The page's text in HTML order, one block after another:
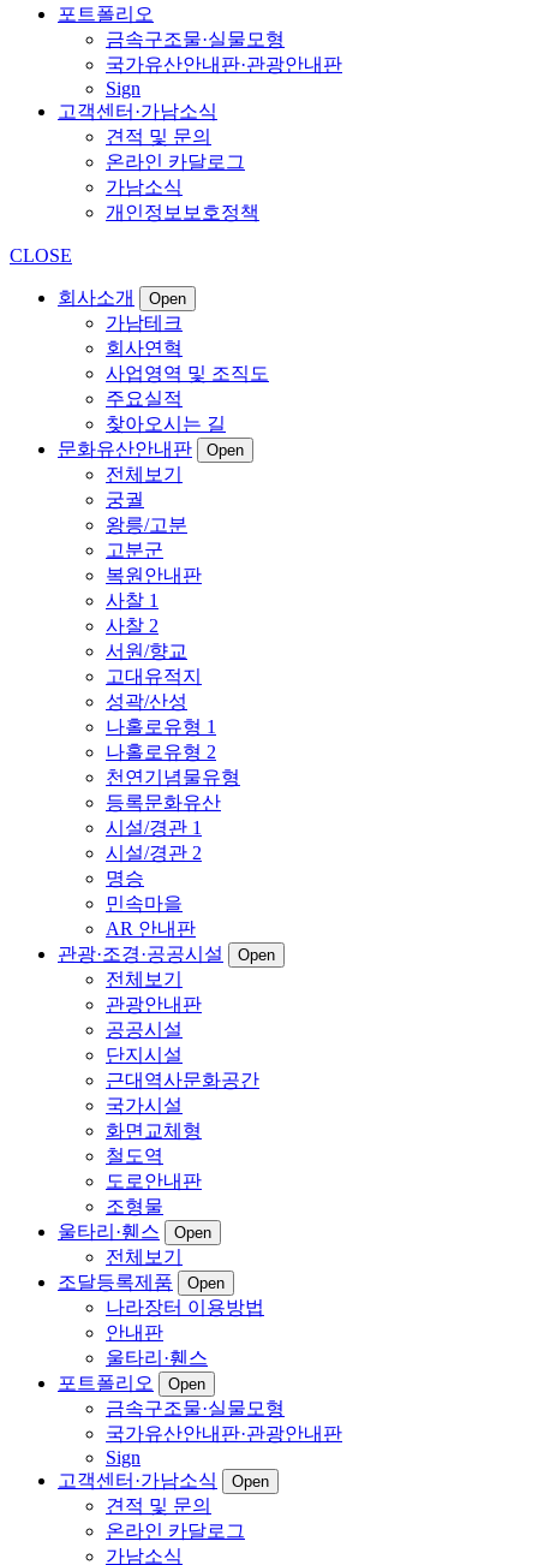
포트폴리오
금속구조물·실물모형
국가유산안내판·관광안내판
Sign
고객센터·가남소식
견적 및 문의
온라인 카달로그
가남소식
개인정보보호정책
CLOSE
회사소개 Open
가남테크
회사연혁
사업영역 및 조직도
주요실적
찾아오시는 길
문화유산안내판
Open
전체보기
궁궐
왕릉/고분
고분군
복원안내판
사찰 1
사찰 2
서원/향교
고대유적지
성곽/산성
나홀로유형 1
나홀로유형 2
천연기념물유형
등록문화유산
시설/경관 1
시설/경관 2
명승
민속마을
AR 안내판
관광·조경·공공시설
Open
전체보기
관광안내판
공공시설
단지시설
근대역사문화공간
국가시설
화면교체형
철도역
도로안내판
조형물
울타리·휀스
Open
전체보기
조달등록제품
Open
나라장터 이용방법
안내판
울타리·휀스
포트폴리오
Open
금속구조물·실물모형
국가유산안내판·관광안내판
Sign
고객센터·가남소식
Open
견적 및 문의
온라인 카달로그
가남소식